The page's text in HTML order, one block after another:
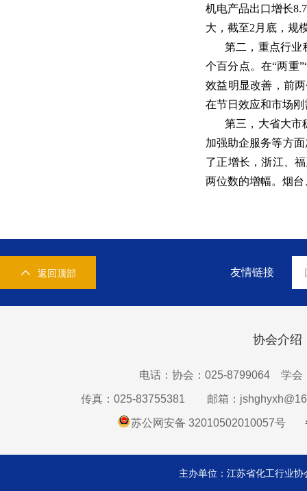
机电产品出口增长
大，截至2月底，规
第二，重点行业
个百分点。在“两重
效益明显改善，前
在节日效应和市场
第三，大省大市
加强助企服务等方
了正增长，浙江、
两位数的增幅。烟
返回顶部 友情链接
协会介绍
电话：协会：025-8799064 学会
传真：025-83755381 邮箱：
苏公网安备 32010502010057号
主办单位：江苏省化工行业